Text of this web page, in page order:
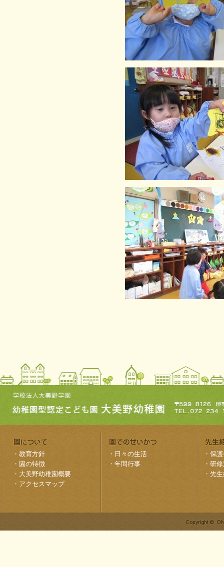
・ 教育方針
・ 園の特徴
・ 大美野幼稚園概要
・ アクセスマップ
・ 日々の生活
・ 年間行事
・ 保
・ 研
・ 先